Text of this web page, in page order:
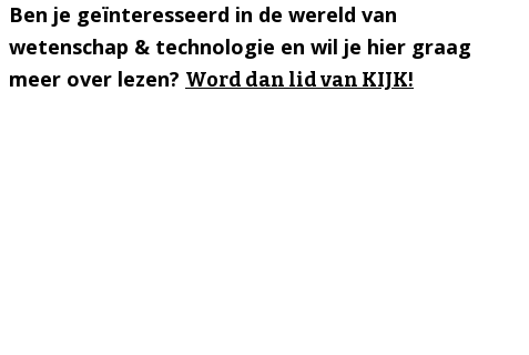
Ben je geïnteresseerd in de wereld van
wetenschap & technologie en wil je hier graag
meer over lezen? Word dan lid van KIJK!